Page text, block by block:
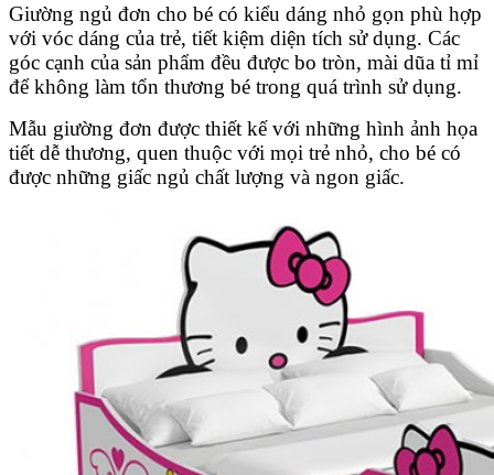
Giường ngủ đơn cho bé có kiểu dáng nhỏ gọn phù hợp
với vóc dáng của trẻ, tiết kiệm diện tích sử dụng. Các
góc cạnh của sản phẩm đều được bo tròn, mài dũa tỉ mỉ
để không làm tổn thương bé trong quá trình sử dụng.
Mẫu giường đơn được thiết kế với những hình ảnh họa
tiết dễ thương, quen thuộc với mọi trẻ nhỏ, cho bé có
được những giấc ngủ chất lượng và ngon giấc.